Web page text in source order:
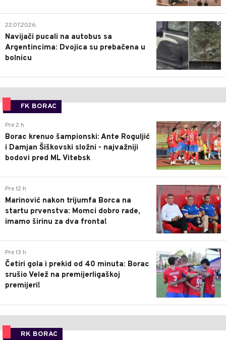
0
22.07.2026.
Navijači pucali na autobus sa
Argentincima: Dvojica su prebačena u
bolnicu
FK BORAC
0
Pre 2 h
Borac krenuo šampionski: Ante Roguljić
i Damjan Šiškovski složni - najvažniji
bodovi pred ML Vitebsk
1
Pre 12 h
Marinović nakon trijumfa Borca na
startu prvenstva: Momci dobro rade,
imamo širinu za dva fronta!
3
Pre 13 h
Četiri gola i prekid od 40 minuta: Borac
srušio Velež na premijerligaškoj
premijeri!
RK BORAC